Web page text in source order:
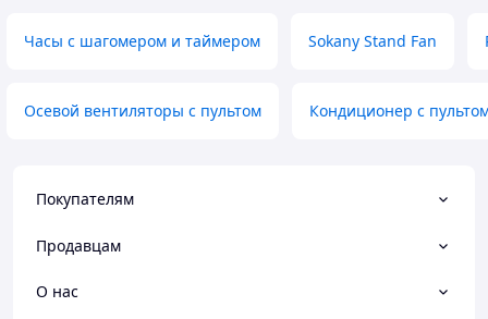
Часы с шагомером и таймером Sokany Stand Fan
Осевой вентиляторы с пультом Кондиционер с
Покупателям
Продавцам
О нас